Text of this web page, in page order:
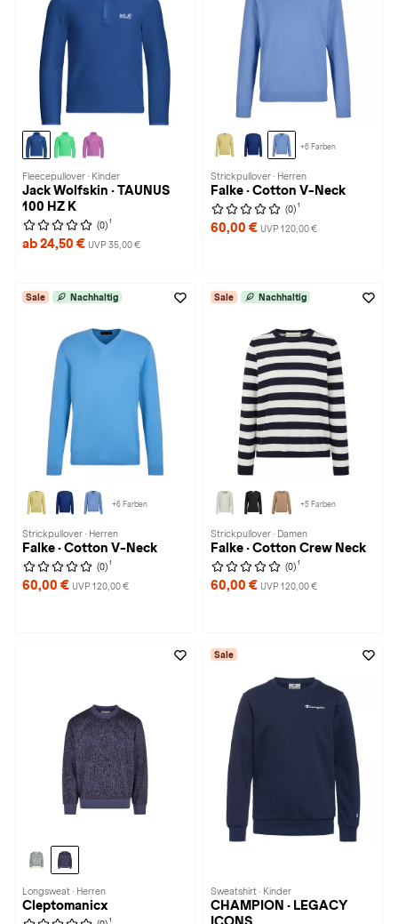
Fleecepullover · Kinder
Jack Wolfskin · TAUNUS
100 HZ K
(0) 1
ab 24,50 € UVP 35,00 €
+6 Farben
Strickpullover · Herren
Falke · Cotton V-Neck
(0) 1
60,00 € UVP 120,00 €
Sale Nachhaltig
+6 Farben
Strickpullover · Herren
Falke · Cotton V-Neck
(0) 1
60,00 € UVP 120,00 €
Sale Nachhaltig
+5 Farben
Strickpullover · Damen
Falke · Cotton Crew Neck
(0) 1
60,00 € UVP 120,00 €
Longsweat · Herren
Cleptomanicx
1
Sale
Sweatshirt · Kinder
CHAMPION · LEGACY